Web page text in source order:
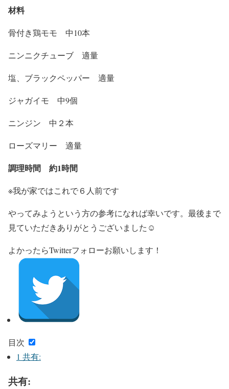
材料
骨付き鶏モモ 中10本
ニンニクチューブ 適量
塩、ブラックペッパー 適量
ジャガイモ 中9個
ニンジン 中２本
ローズマリー 適量
調理時間 約1時間
※我が家ではこれで６人前です
やってみようという方の参考になれば幸いです。最後まで
見ていただきありがとうございました☺️
よかったらTwitterフォローお願いします！
目次
1 共有:
共有: